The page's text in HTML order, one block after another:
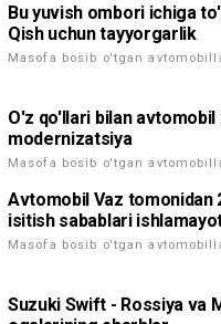
Bu yuvish ombori ichiga
Qish uchun tayyorgarlik
Masofa bosib o'tgan
O'z qo'llari bilan avtomobil
modernizatsiya
Masofa bosib o'tgan
Avtomobil Vaz tomonidan
isitish sabablari
Masofa bosib o'tgan
Suzuki Swift - Rossiya va